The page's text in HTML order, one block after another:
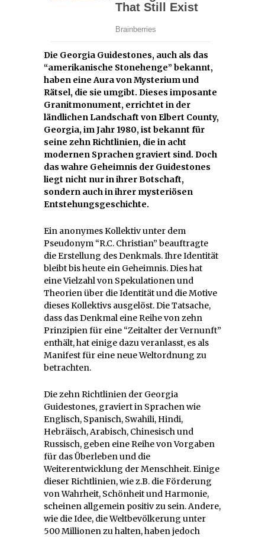
Die Georgia Guidestones, auch als das
“amerikanische Stonehenge” bekannt,
haben eine Aura von Mysterium und
Rätsel, die sie umgibt. Dieses imposante
Granitmonument, errichtet in der
ländlichen Landschaft von Elbert County,
Georgia, im Jahr 1980, ist bekannt für
seine zehn Richtlinien, die in acht
modernen Sprachen graviert sind. Doch
das wahre Geheimnis der Guidestones
liegt nicht nur in ihrer Botschaft,
sondern auch in ihrer mysteriösen
Entstehungsgeschichte.
Ein anonymes Kollektiv unter dem
Pseudonym “R.C. Christian” beauftragte
die Erstellung des Denkmals. Ihre Identität
bleibt bis heute ein Geheimnis. Dies hat
eine Vielzahl von Spekulationen und
Theorien über die Identität und die Motive
dieses Kollektivs ausgelöst. Die Tatsache,
dass das Denkmal eine Reihe von zehn
Prinzipien für eine “Zeitalter der Vernunft”
enthält, hat einige dazu veranlasst, es als
Manifest für eine neue Weltordnung zu
betrachten.
Die zehn Richtlinien der Georgia
Guidestones, graviert in Sprachen wie
Englisch, Spanisch, Swahili, Hindi,
Hebräisch, Arabisch, Chinesisch und
Russisch, geben eine Reihe von Vorgaben
für das Überleben und die
Weiterentwicklung der Menschheit. Einige
dieser Richtlinien, wie z.B. die Förderung
von Wahrheit, Schönheit und Harmonie,
scheinen allgemein positiv zu sein. Andere,
wie die Idee, die Weltbevölkerung unter
500 Millionen zu halten, haben jedoch